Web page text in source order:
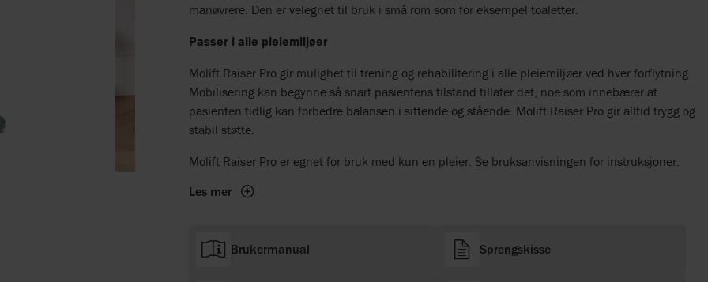
manøvrere. Den er velegnet til bruk i små rom som for eksempel toaletter.
Passer i alle pleiemiljøer
Molift Raiser Pro gir mulighet til trening og rehabilitering i alle pleiemiljøer ved hver forflytning.
Mobilisering kan begynne så snart pasientens tilstand tillater det, noe som innebærer at
pasienten tidlig kan forbedre balansen i sittende og stående. Molift Raiser Pro gir alltid trygg og
stabil støtte.
Molift Raiser Pro er egnet for bruk med kun en pleier. Se bruksanvisningen for instruksjoner.
Les mer
Brukermanual Sprengskisse